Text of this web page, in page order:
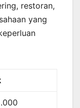
restoran,
yang